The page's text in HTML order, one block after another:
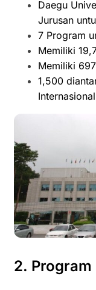
Daegu
Jurusan
7 Program
Memiliki
Memiliki
1,500
Internasional
2. Program